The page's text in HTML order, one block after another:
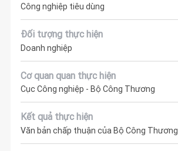
Công nghiệp tiêu dùng
Đối tượng thực hiện
Doanh nghiệp
Cơ quan quan thực hiện
Cục Công nghiệp - Bộ Công Thương
Kết quả thực hiện
Văn bản chấp thuận của Bộ Công Thương